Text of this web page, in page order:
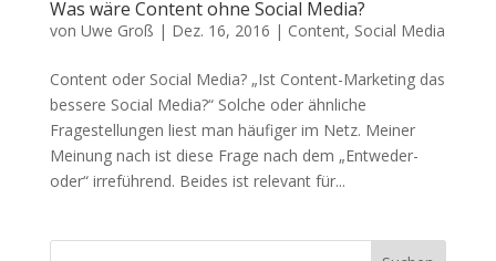
Was wäre Content ohne Social Media?
von Uwe Groß | Dez. 16, 2016 | Content, Social Media
Content oder Social Media? „Ist Content-Marketing das
bessere Social Media?“ Solche oder ähnliche
Fragestellungen liest man häufiger im Netz. Meiner
Meinung nach ist diese Frage nach dem „Entweder-
oder“ irreführend. Beides ist relevant für...